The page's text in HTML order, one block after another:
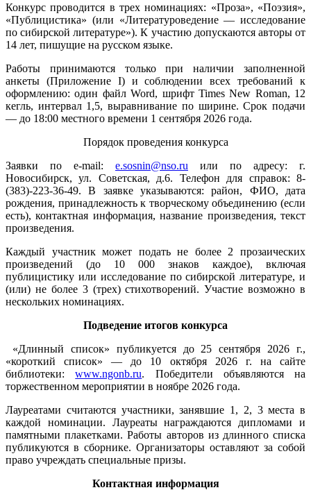
Конкурс проводится в трех номинациях: «Проза», «Поэзия»,
«Публицистика» (или «Литературоведение — исследование
по сибирской литературе»). К участию допускаются авторы от
14 лет, пишущие на русском языке.
Работы принимаются только при наличии заполненной
анкеты (Приложение I) и соблюдении всех требований к
оформлению: один файл Word, шрифт Times New Roman, 12
кегль, интервал 1,5, выравнивание по ширине. Срок подачи
— до 18:00 местного времени 1 сентября 2026 года.
Порядок проведения конкурса
Заявки по e-mail: e.sosnin@nso.ru или по адресу: г.
Новосибирск, ул. Советская, д.6. Телефон для справок: 8-
(383)-223-36-49. В заявке указываются: район, ФИО, дата
рождения, принадлежность к творческому объединению (если
есть), контактная информация, название произведения, текст
произведения.
Каждый участник может подать не более 2 прозаических
произведений (до 10 000 знаков каждое), включая
публицистику или исследование по сибирской литературе, и
(или) не более 3 (трех) стихотворений. Участие возможно в
нескольких номинациях.
Подведение итогов конкурса
«Длинный список» публикуется до 25 сентября 2026 г.,
«короткий список» — до 10 октября 2026 г. на сайте
библиотеки:www.ngonb.ru. Победители объявляются на
торжественном мероприятии в ноябре 2026 года.
Лауреатами считаются участники, занявшие 1, 2, 3 места в
каждой номинации. Лауреаты награждаются дипломами и
памятными плакетками. Работы авторов из длинного списка
публикуются в сборнике. Организаторы оставляют за собой
право учреждать специальные призы.
Контактная информация